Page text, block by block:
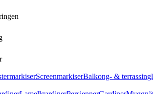
ScreenmarkiserBalkong- &